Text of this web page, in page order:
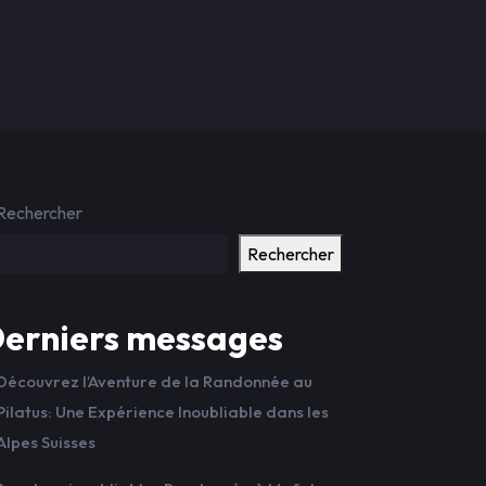
Rechercher
messages
l’Aventure de la Randonnée au
Une Expérience Inoubliable dans les
Suisses